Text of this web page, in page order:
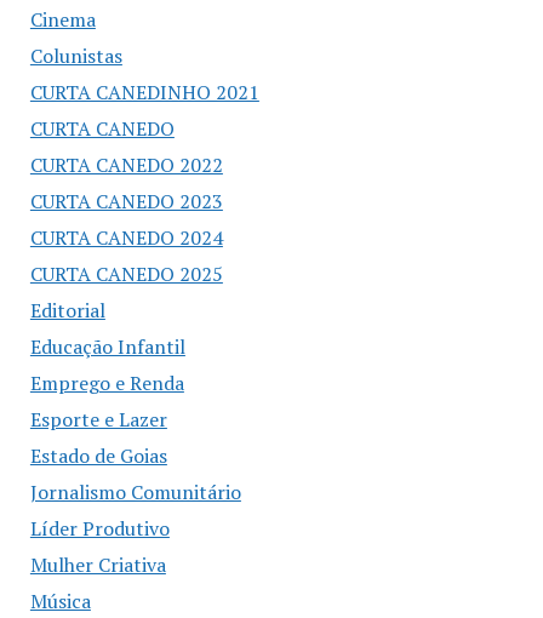
Cinema
Colunistas
CURTA CANEDINHO 2021
CURTA CANEDO
CURTA CANEDO 2022
CURTA CANEDO 2023
CURTA CANEDO 2024
CURTA CANEDO 2025
Editorial
Educação Infantil
Emprego e Renda
Esporte e Lazer
Estado de Goias
Jornalismo Comunitário
Líder Produtivo
Mulher Criativa
Música